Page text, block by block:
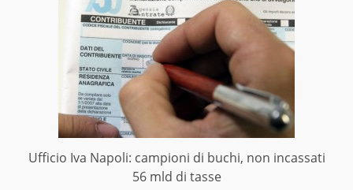
Ufficio Iva Napoli: campioni di buchi, non incassati
56 mld di tasse